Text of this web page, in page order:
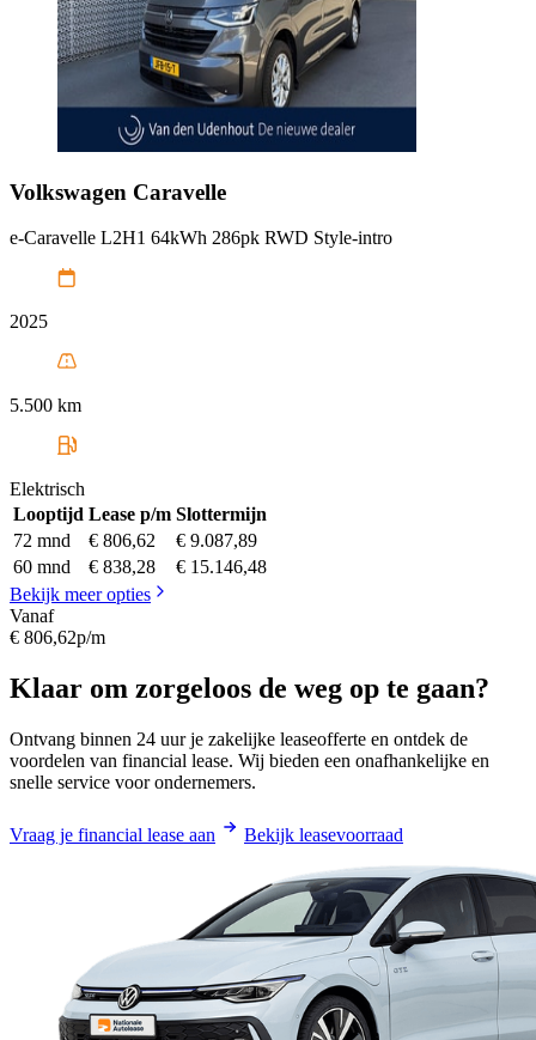
Volkswagen Caravelle
e-Caravelle L2H1 64kWh 286pk RWD Style-intro
2025
5.500 km
Elektrisch
Looptijd Lease p/m Slottermijn
72 mnd
€ 806,62
€ 9.087,89
60 mnd
€ 838,28
€ 15.146,48
Bekijk meer opties
Vanaf
€ 806,62p/m
Klaar om zorgeloos de weg op te gaan?
Ontvang binnen 24 uur je zakelijke leaseofferte en ontdek de
voordelen van financial lease. Wij bieden een onafhankelijke en
snelle service voor ondernemers.
Vraag je financial lease aan Bekijk leasevoorraad